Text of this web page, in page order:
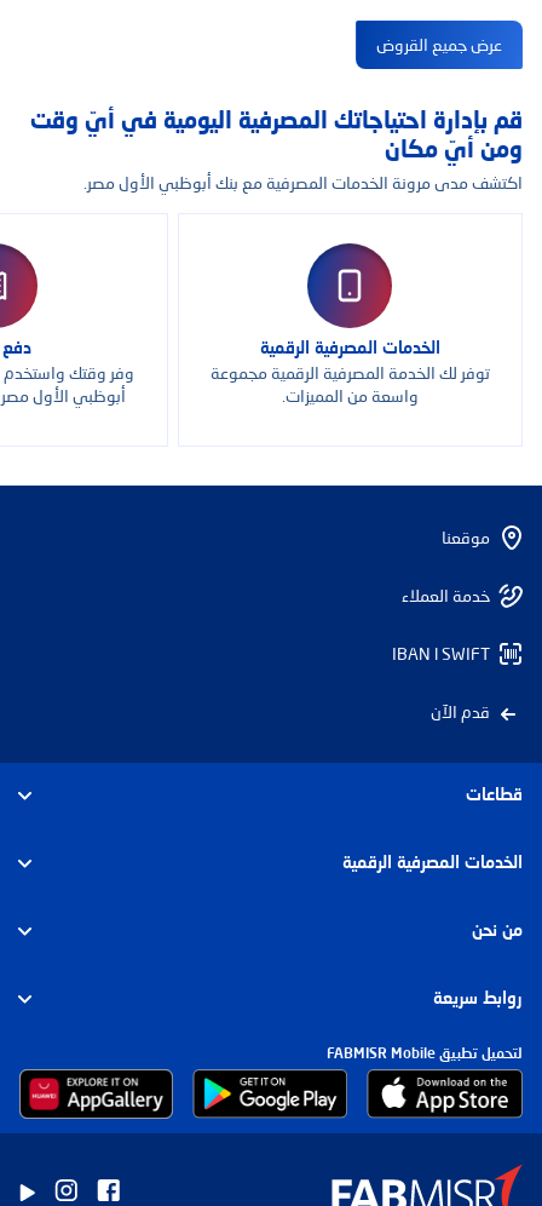
عرض جميع القروض
قم بإدارة احتياجاتك المصرفية اليومية في أيّ وقت
ومن أيّ مكان
اكتشف مدى مرونة الخدمات المصرفية مع بنك أبوظبي الأول مصر.
الخدمات المصرفية الرقمية
توفر لك الخدمة المصرفية الرقمية مجموعة
واسعة من المميزات.
دفع
وفر وقتك واستخدم
أبوظبي الأول
موقعنا
خدمة العملاء
IBAN l SWIFT
قدم الآن
قطاعات
الأفراد
الأعمال
الخدمات المصرفية الرقمية
الأفراد
الشركات
من نحن
عن بنك أبوظبي الأول مصر
مجموعة بنك أبوظبي الأول
الاستدامة
الأخبار
روابط سريعة
الشروط والرسوم وأسعار العوائد
رؤى السوق
إرشادات العملاء
لتحميل تطبيق FABMISR Mobile